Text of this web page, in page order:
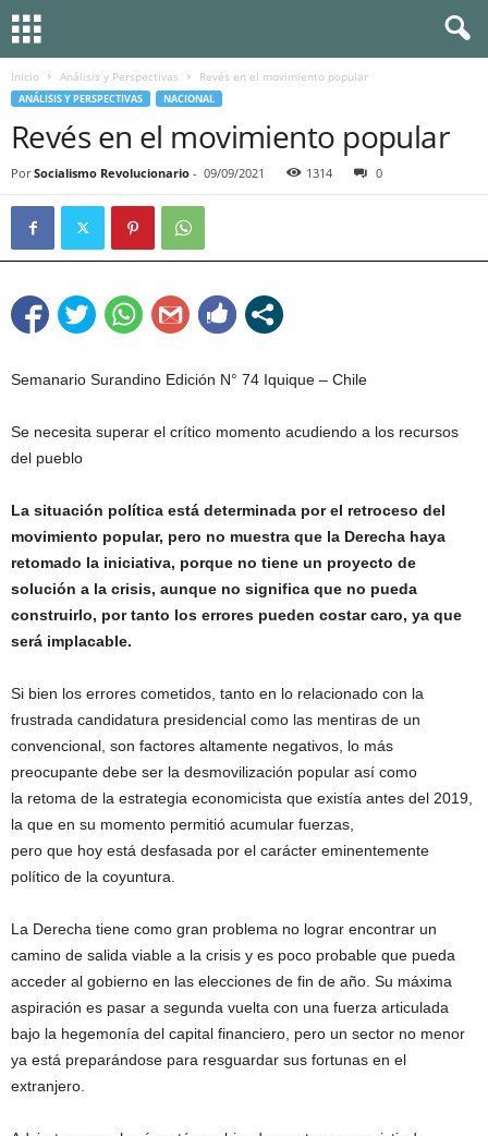
Inicio Análisis y Perspectivas Revés en el movimiento popular
ANÁLISIS Y PERSPECTIVAS NACIONAL
Revés en el movimiento popular
Por Socialismo Revolucionario - 09/09/2021 1314 0
Semanario Surandino Edición N° 74 Iquique – Chile
Se necesita superar el crítico momento acudiendo a los recursos
del pueblo
La situación política está determinada por el retroceso del
movimiento popular, pero no muestra que la Derecha haya
retomado la iniciativa, porque no tiene un proyecto de
solución a la crisis, aunque no significa que no pueda
construirlo, por tanto los errores pueden costar caro, ya que
será implacable.
Si bien los errores cometidos, tanto en lo relacionado con la
frustrada candidatura presidencial como las mentiras de un
convencional, son factores altamente negativos, lo más
preocupante debe ser la desmovilización popular así como
la retoma de la estrategia economicista que existía antes del 2019,
la que en su momento permitió acumular fuerzas,
pero que hoy está desfasada por el carácter eminentemente
político de la coyuntura.
La Derecha tiene como gran problema no lograr encontrar un
camino de salida viable a la crisis y es poco probable que pueda
acceder al gobierno en las elecciones de fin de año. Su máxima
aspiración es pasar a segunda vuelta con una fuerza articulada
bajo la hegemonía del capital financiero, pero un sector no menor
ya está preparándose para resguardar sus fortunas en el
extranjero.